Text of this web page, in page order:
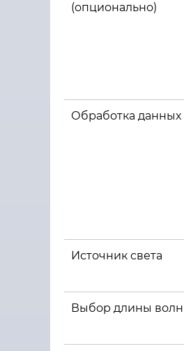
(опционально)
Обработка данных
Источник света
Выбор длины